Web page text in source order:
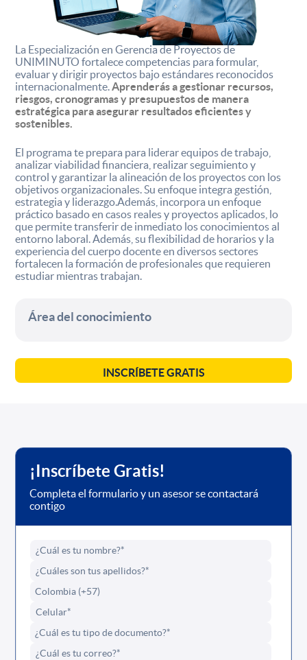
La Especialización en Gerencia de Proyectos de
UNIMINUTO fortalece competencias para formular,
evaluar y dirigir proyectos bajo estándares reconocidos
internacionalmente.Aprenderás a gestionar recursos,
riesgos, cronogramas y presupuestos de manera
estratégica para asegurar resultados eficientes y
sostenibles.
El programa te prepara para liderar equipos de trabajo,
analizar viabilidad financiera, realizar seguimiento y
control y garantizar la alineación de los proyectos con los
objetivos organizacionales. Su enfoque integra gestión,
estrategia y liderazgo.Además, incorpora un enfoque
práctico basado en casos reales y proyectos aplicados, lo
que permite transferir de inmediato los conocimientos al
entorno laboral. Además, su flexibilidad de horarios y la
experiencia del cuerpo docente en diversos sectores
fortalecen la formación de profesionales que requieren
estudiar mientras trabajan.
Área del conocimiento
INSCRÍBETE GRATIS
¡Inscríbete Gratis!
Completa el formulario y un asesor se contactará
contigo